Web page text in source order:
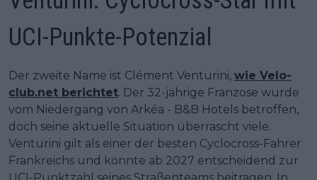
UCI-Punkte-Potenzial
Der zweite Name ist Clément Venturini, wie Velo-
club.net berichtet. Der 32-jährige Franzose wurde
vom Niedergang von Arkéa - B&B Hotels betroffen,
doch seine aktuelle Situation überrascht viele.
Venturini gilt als einer der besten Cyclocross-Fahrer
Frankreichs und könnte ab 2027 entscheidend zur